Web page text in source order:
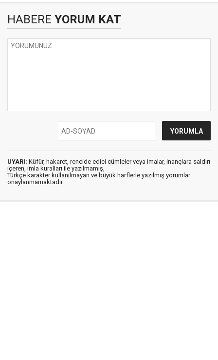
HABERE YORUM KAT
UYARI: Küfür, hakaret, rencide edici cümleler veya imalar, inançlara saldırı
içeren, imla kuralları ile yazılmamış,
Türkçe karakter kullanılmayan ve büyük harflerle yazılmış yorumlar
onaylanmamaktadır.